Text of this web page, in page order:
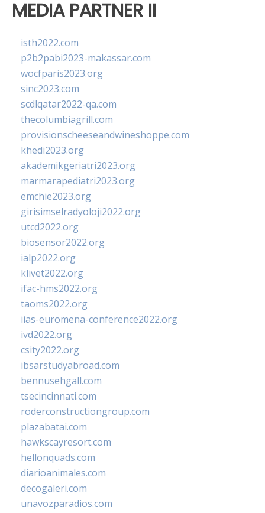
MEDIA PARTNER II
isth2022.com
p2b2pabi2023-makassar.com
wocfparis2023.org
sinc2023.com
scdlqatar2022-qa.com
thecolumbiagrill.com
provisionscheeseandwineshoppe.com
khedi2023.org
akademikgeriatri2023.org
marmarapediatri2023.org
emchie2023.org
girisimselradyoloji2022.org
utcd2022.org
biosensor2022.org
ialp2022.org
klivet2022.org
ifac-hms2022.org
taoms2022.org
iias-euromena-conference2022.org
ivd2022.org
csity2022.org
ibsarstudyabroad.com
bennusehgall.com
tsecincinnati.com
roderconstructiongroup.com
plazabatai.com
hawkscayresort.com
hellonquads.com
diarioanimales.com
decogaleri.com
unavozparadios.com